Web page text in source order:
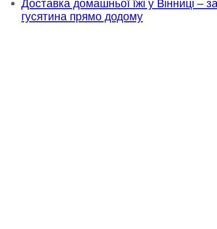
Доставка домашньої їжі у Вінниці –
гусятина прямо додому